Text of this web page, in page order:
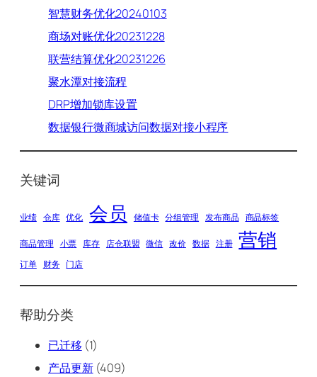
智慧财务优化20240103
商场对账优化20231228
联营结算优化20231226
聚水潭对接流程
DRP增加锁库设置
数据银行微商城访问数据对接小程序
关键词
业绩 仓库 优化 会员 储值卡 分组管理 发布商品 商品标签
商品管理 小票 库存 店仓联盟 微信 改价 数据 注册 营销
订单 财务 门店
帮助分类
已迁移 (1)
产品更新(409)